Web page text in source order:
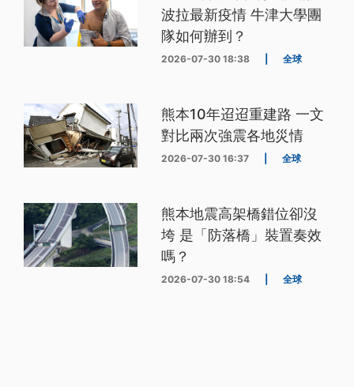
波拉最新疫情 牛津大學團
隊如何辦到？
2026-07-30 18:38 全球
熊本10年迢迢重建路 一文
對比兩次強震各地災情
2026-07-30 16:37 全球
熊本地震高架橋錯位卻沒
垮 是「防落橋」裝置奏效
嗎？
2026-07-30 18:54 全球